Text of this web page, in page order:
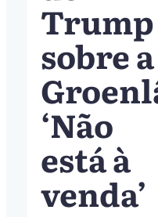
Trump
sobre a
‘Não
está à
venda’